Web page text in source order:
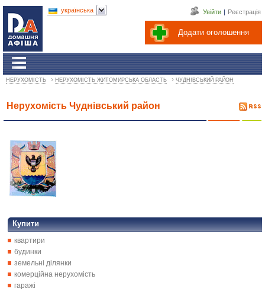
Додати оголошення
Увійти | Реєстрація
українська
НЕРУХОМІСТЬ › НЕРУХОМІСТЬ ЖИТОМИРСЬКА ОБЛАСТЬ › ЧУДНІВСЬКИЙ РАЙОН
Нерухомість Чуднівський район
Купити
квартири
будинки
земельні ділянки
комерційна нерухомість
гаражі